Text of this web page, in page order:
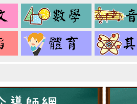
文
數
學
舞
健
身